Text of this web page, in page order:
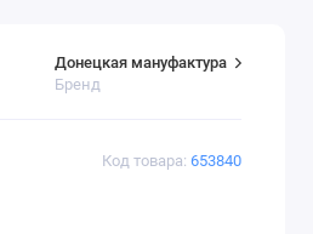
Код товара: 653840
Донецкая мануфактура
Бренд